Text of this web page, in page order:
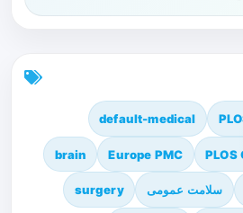
default-medical
PLOS
Europe PMC
brain
سلامت عمومی surgery